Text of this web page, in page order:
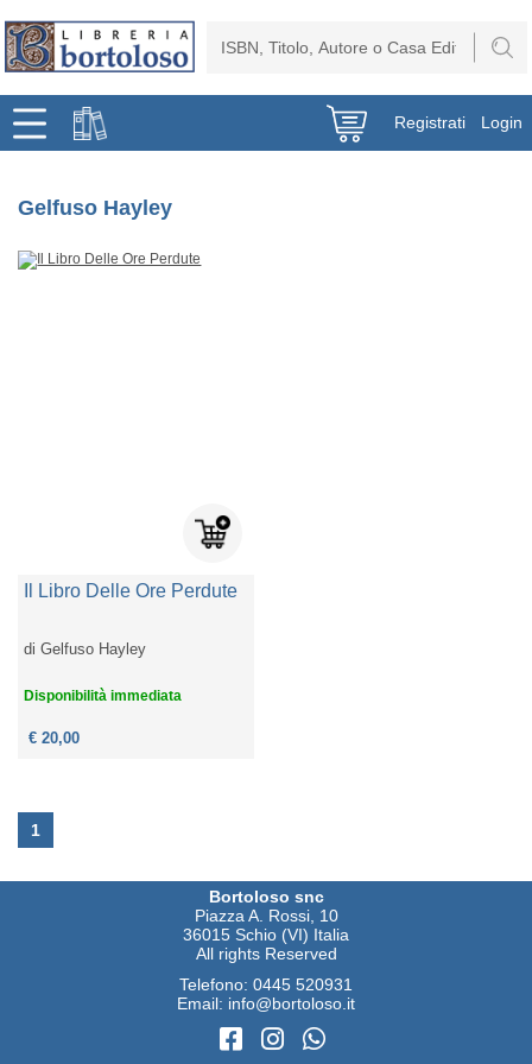
Registrati Login
Gelfuso Hayley
Il Libro Delle Ore Perdute
diGelfuso Hayley
Disponibilità immediata
€ 20,00
1
Bortoloso snc
Piazza A. Rossi, 10
36015 Schio (VI) Italia
All rights Reserved
Telefono: 0445 520931
Email: info@bortoloso.it